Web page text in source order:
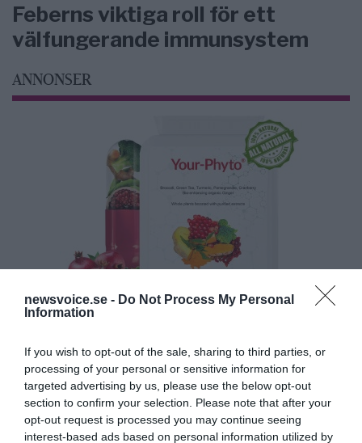
newsvoice.se - Do Not Process My Personal
Information
If you wish to opt-out of the sale, sharing to third parties, or
processing of your personal or sensitive information for
targeted advertising by us, please use the below opt-out
section to confirm your selection. Please note that after your
opt-out request is processed you may continue seeing
interest-based ads based on personal information utilized by
Feberns viktiga roll för ett
välfungerande immunsystem
ANNONSER